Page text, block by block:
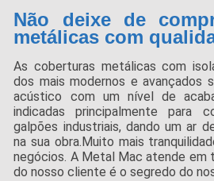
Não deixe de
metálicas com
As coberturas metálicas com
dos mais modernos e avançados
acústico com um nível de
indicadas principalmente para
galpões industriais, dando um ar
na sua obra.Muito mais
negócios. A Metal Mac atende em
do nosso cliente é o segredo do